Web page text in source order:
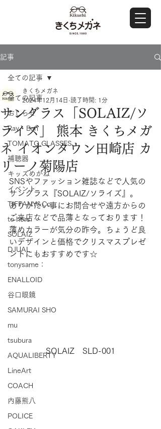
記事
全ての記事
おしらせ
Ray・Ban
TOMATO GLASSES
補聴器
キッズめがね
イベント
TIFFANY&Co.
to hers
SOLAIZ
DJUAL
tonysame：
ENALLOID
谷口眼鏡
SAMURAI SHO
mu
tsubura
AQUALIBERTY
LineArt
COACH
内藤熊八
POLICE
全ての記事
サングラス「SOLAIZ/ソ
ライズ」 熊本 きくちメガ
ネ イオンタウン田崎店 カ
リーノ菊陽店
きくちメガネ
2024年12月14日 読了時間: 1分
SNSやファッション雑誌などで人気の
サングラス『SOLAIZ/ソライズ』。
ありがたい事にお問合せや遠方からの
ご来店などで品薄となっております！
薄めカラーが気分の昨今。ちょうど良
いデザインと価格でクリスマスプレゼ
ントにもおすすめです☆
SOLAIZ　SLD-001